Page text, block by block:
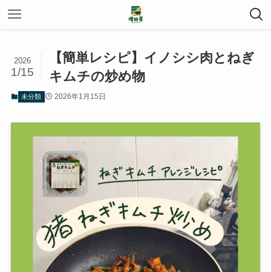
【簡単レシピ】イノシシ肉とねぎ
キムチの炒め物
2026
1/15
未分類 2026年1月15日